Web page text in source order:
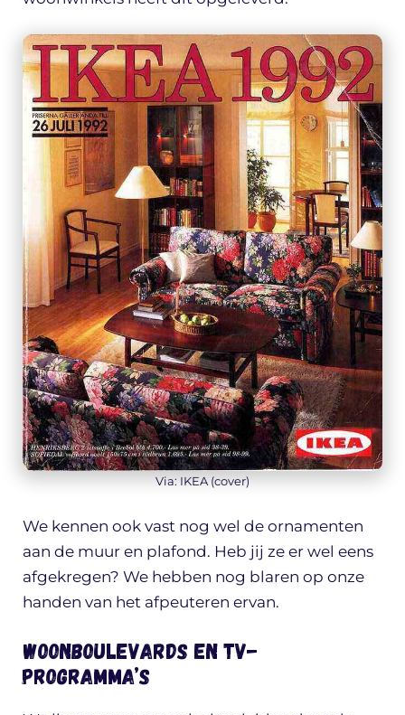
Via: IKEA (cover)
We kennen ook vast nog wel de ornamenten
aan de muur en plafond. Heb jij ze er wel eens
afgekregen? We hebben nog blaren op onze
handen van het afpeuteren ervan.
Woonboulevards en TV-
programma’s